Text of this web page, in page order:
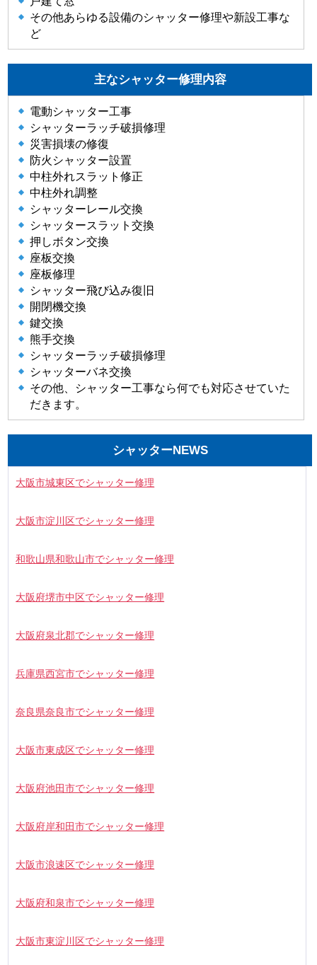
その他あらゆる設備のシャッター修理や新設工事な
ど
主なシャッター修理内容
電動シャッター工事
シャッターラッチ破損修理
災害損壊の修復
防火シャッター設置
中柱外れスラット修正
中柱外れ調整
シャッターレール交換
シャッタースラット交換
押しボタン交換
座板交換
座板修理
シャッター飛び込み復旧
開閉機交換
鍵交換
熊手交換
シャッターラッチ破損修理
シャッターバネ交換
その他、シャッター工事なら何でも対応させていた
だきます。
シャッターNEWS
大阪市城東区でシャッター修理
大阪市淀川区でシャッター修理
和歌山県和歌山市でシャッター修理
大阪府堺市中区でシャッター修理
大阪府泉北郡でシャッター修理
兵庫県西宮市でシャッター修理
奈良県奈良市でシャッター修理
大阪市東成区でシャッター修理
大阪府池田市でシャッター修理
大阪府岸和田市でシャッター修理
大阪市浪速区でシャッター修理
大阪府和泉市でシャッター修理
大阪市東淀川区でシャッター修理